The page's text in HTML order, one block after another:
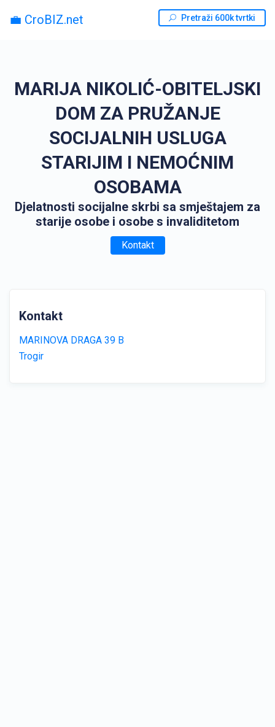
💼 CroBIZ.net Pretraži 600k tvrtki
MARIJA NIKOLIĆ-OBITELJSKI
DOM ZA PRUŽANJE
SOCIJALNIH USLUGA
STARIJIM I NEMOĆNIM
OSOBAMA
Djelatnosti socijalne skrbi sa smještajem za
starije osobe i osobe s invaliditetom
Kontakt
Kontakt
MARINOVA DRAGA 39 B
Trogir